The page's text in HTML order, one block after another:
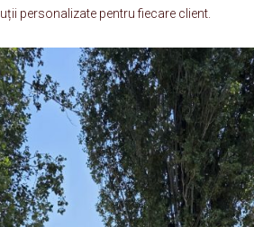
personalizate pentru fiecare client.